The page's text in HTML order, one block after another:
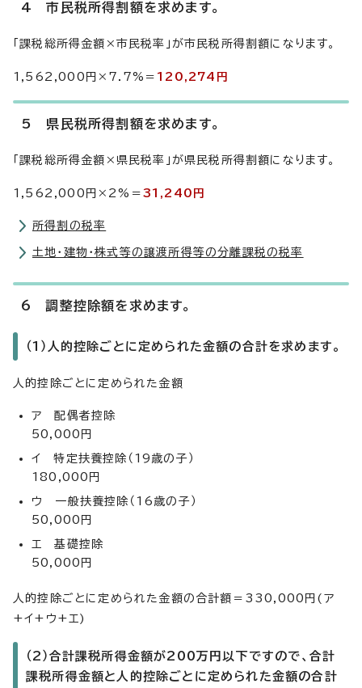
4 市民税所得割額を求めます。
「課税総所得金額×市民税率」が市民税所得割額になります。
1,562,000円×7.7%＝ 120,274円
5 県民税所得割額を求めます。
「課税総所得金額×県民税率」が県民税所得割額になります。
1,562,000円×2%＝ 31,240円
所得割の税率
土地・建物・株式等の譲渡所得等の分離課税の税率
6 調整控除額を求めます。
（1）人的控除ごとに定められた金額の合計を求めます。
人的控除ごとに定められた金額
ア 配偶者控除
50,000円
イ 特定扶養控除（19歳の子）
180,000円
ウ 一般扶養控除（16歳の子）
50,000円
エ 基礎控除
50,000円
人的控除ごとに定められた金額の合計額＝330,000円(ア
+イ+ウ+エ)
（2）合計課税所得金額が200万円以下ですので、合計
課税所得金額と人的控除ごとに定められた金額の合計